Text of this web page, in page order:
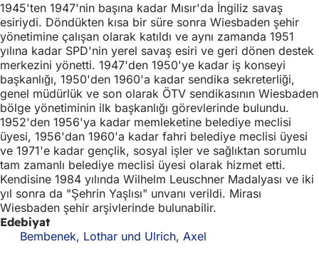
1945'ten 1947'nin başına kadar Mısır'da İngiliz savaş
esiriydi. Döndükten kısa bir süre sonra Wiesbaden şehir
yönetimine çalışan olarak katıldı ve aynı zamanda 1951
yılına kadar SPD'nin yerel savaş esiri ve geri dönen destek
merkezini yönetti. 1947'den 1950'ye kadar iş konseyi
başkanlığı, 1950'den 1960'a kadar sendika sekreterliği,
genel müdürlük ve son olarak ÖTV sendikasının Wiesbaden
bölge yönetiminin ilk başkanlığı görevlerinde bulundu.
1952'den 1956'ya kadar memleketine belediye meclisi
üyesi, 1956'dan 1960'a kadar fahri belediye meclisi üyesi
ve 1971'e kadar gençlik, sosyal işler ve sağlıktan sorumlu
tam zamanlı belediye meclisi üyesi olarak hizmet etti.
Kendisine 1984 yılında Wilhelm Leuschner Madalyası ve iki
yıl sonra da "Şehrin Yaşlısı" unvanı verildi. Mirası
Wiesbaden şehir arşivlerinde bulunabilir.
Edebiyat
Bembenek, Lothar und Ulrich, Axel